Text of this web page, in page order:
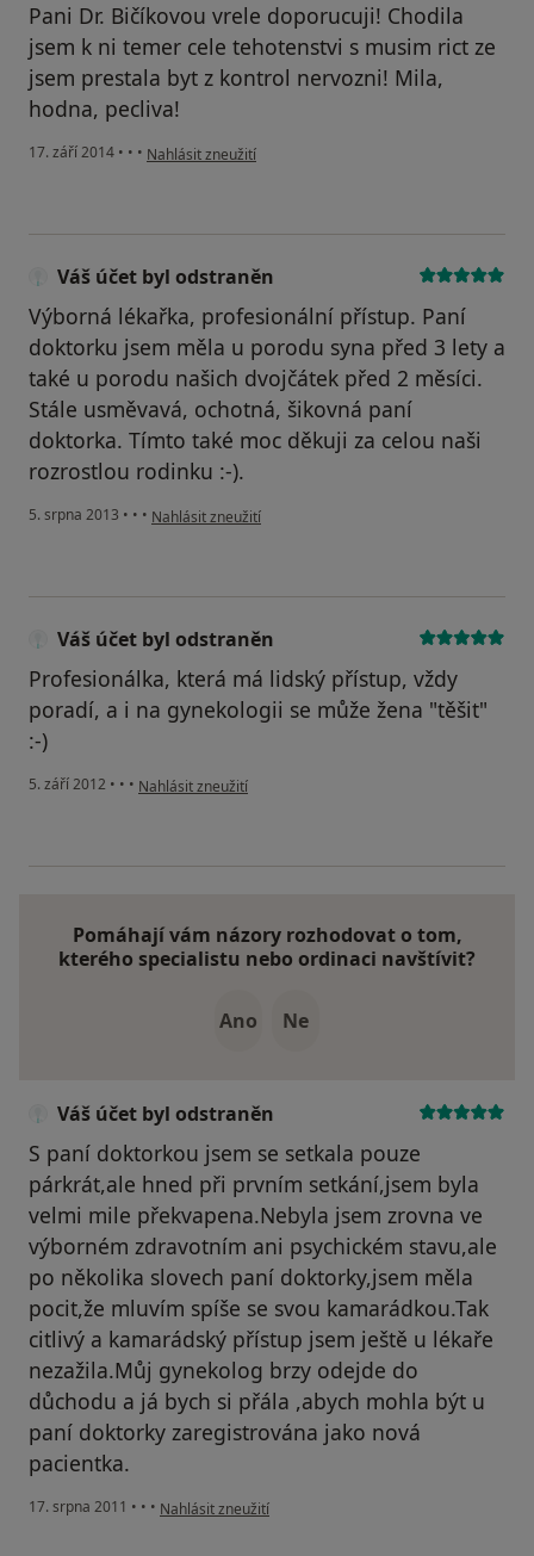
Pani Dr. Bičíkovou vrele doporucuji! Chodila
jsem k ni temer cele tehotenstvi s musim rict ze
jsem prestala byt z kontrol nervozni! Mila,
hodna, pecliva!
17. září 2014 • • • podle názoru uživatele Váš účet byl odstraněn
Nahlásit zneužití
Váš účet byl odstraněn
Výborná lékařka, profesionální přístup. Paní
doktorku jsem měla u porodu syna před 3 lety a
také u porodu našich dvojčátek před 2 měsíci.
Stále usměvavá, ochotná, šikovná paní
doktorka. Tímto také moc děkuji za celou naši
rozrostlou rodinku :-).
5. srpna 2013 • • • podle názoru uživatele Váš účet byl odstraněn
Nahlásit zneužití
Váš účet byl odstraněn
Profesionálka, která má lidský přístup, vždy
poradí, a i na gynekologii se může žena "těšit"
:-)
5. září 2012 • • • podle názoru uživatele Váš účet byl odstraněn
Nahlásit zneužití
Pomáhají vám názory rozhodovat o tom,
kterého specialistu nebo ordinaci navštívit?
Ano Ne
Váš účet byl odstraněn
S paní doktorkou jsem se setkala pouze
párkrát,ale hned při prvním setkání,jsem byla
velmi mile překvapena.Nebyla jsem zrovna ve
výborném zdravotním ani psychickém stavu,ale
po několika slovech paní doktorky,jsem měla
pocit,že mluvím spíše se svou kamarádkou.Tak
citlivý a kamarádský přístup jsem ještě u lékaře
nezažila.Můj gynekolog brzy odejde do
důchodu a já bych si přála ,abych mohla být u
paní doktorky zaregistrována jako nová
pacientka.
17. srpna 2011 • • • podle názoru uživatele Váš účet byl odstraněn
Nahlásit zneužití